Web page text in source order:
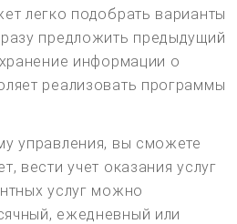
легко подобрать варианты
предложить предыдущий
информации о
реализовать программы
управления, вы сможете
вести учет оказания услуг
услуг можно
ежедневный или